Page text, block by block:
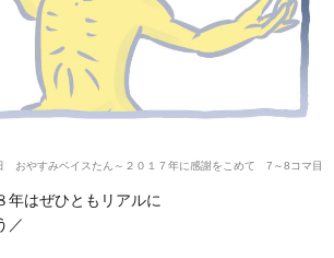
おやすみベイスたん～２０１７年に感謝をこめて 7～8コマ目
年はぜひともリアルに
／